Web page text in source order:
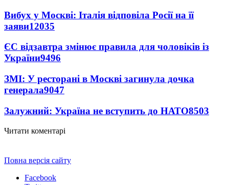
Вибух у Москві: Італія відповіла Росії на її
заяви12035
ЄС відзавтра змінює правила для чоловіків із
України9496
ЗМІ: У ресторані в Москві загинула дочка
генерала9047
Залужний: Україна не вступить до НАТО8503
Читати коментарі
Повна версія сайту
Facebook